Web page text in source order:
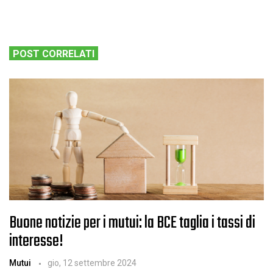
POST CORRELATI
Buone notizie per i mutui: la BCE taglia i tassi di
interesse!
Mutui gio, 12 settembre 2024